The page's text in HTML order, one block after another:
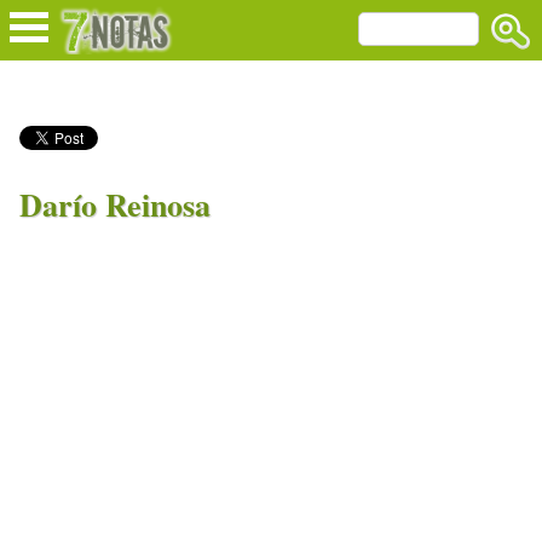
Darío Reinosa